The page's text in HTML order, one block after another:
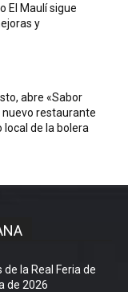
El Maulí sigue
y
abre «Sabor
nuevo restaurante
local de la bolera
la Real Feria de
de 2026